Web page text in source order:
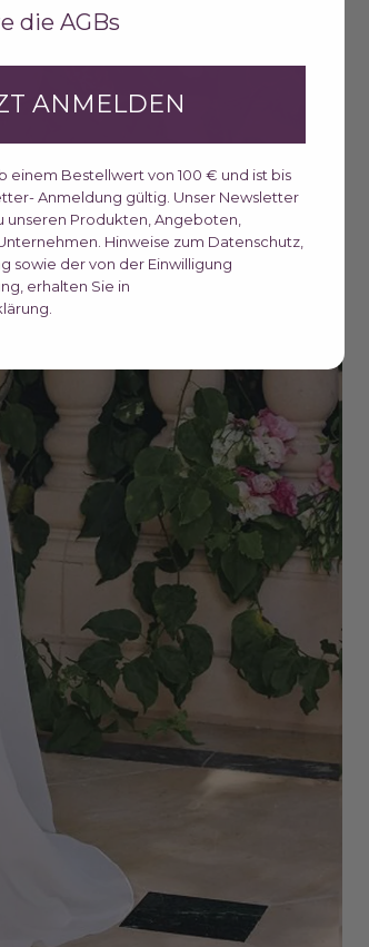
die AGBs
ANMELDEN
einem Bestellwert von 100 € und ist bis
Anmeldung gültig. Unser Newsletter
unseren Produkten, Angeboten,
Hinweise zum Datenschutz,
sowie der von der Einwilligung
erhalten Sie in